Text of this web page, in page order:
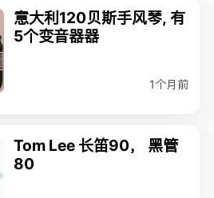
意大利120贝斯手风琴, 有
5个变音器器
1个月前
Tom Lee 长笛90， 黑管
80